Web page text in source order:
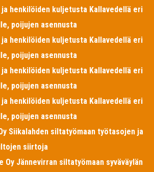
ja henkilöiden kuljetusta Kallavedellä eri
poijujen asennusta
ja henkilöiden kuljetusta Kallavedellä eri
poijujen asennusta
ja henkilöiden kuljetusta Kallavedellä eri
poijujen asennusta
ja henkilöiden kuljetusta Kallavedellä eri
poijujen asennusta
Siikalahden siltatyömaan työtasojen ja
siirtoja
Oy Jännevirran siltatyömaan syväväylän